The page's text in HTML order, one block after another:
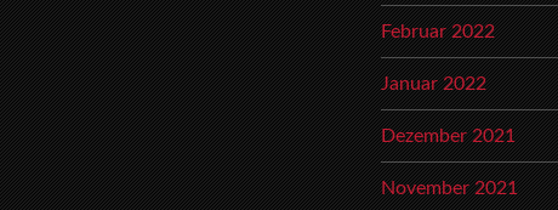
Februar 2022
Januar 2022
Dezember 2021
November 2021